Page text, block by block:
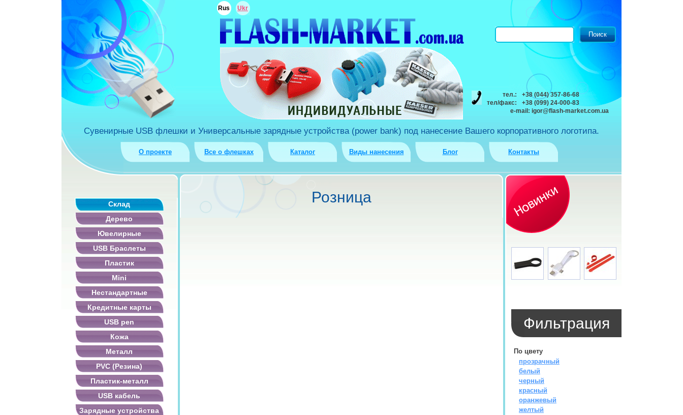
Сувенирные USB флешки и Универсальные зарядные устройства (power bank) под нанесение Вашего корпоративного логотипа.
О проекте Все о флешках Каталог Виды нанесения Блог Контакты
Rus Ukr
Розница
Склад
Дерево
Ювелирные
USB Браслеты
Пластик
Mini
Нестандартные
Кредитные карты
USB pen
Кожа
Металл
PVC (Резина)
Пластик-металл
USB кабель
Зарядные устройства
Фильтрация
По цвету
прозрачный
белый
черный
красный
оранжевый
желтый
тел.:
+38 (044) 357-86-68
тел/факс:
+38 (099) 24-000-83
e-mail: igor@flash-market.com.ua